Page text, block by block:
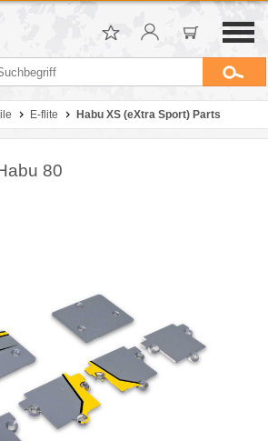
E-flite Habu XS (eXtra Sport) Parts
80